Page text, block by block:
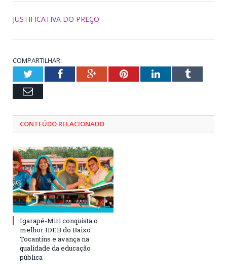
JUSTIFICATIVA DO PREÇO
COMPARTILHAR:
TwitterFacebookGoogle+PinterestLinkedInTumblr
Email
CONTEÚDO RELACIONADO
Igarapé-Miri conquista o
melhor IDEB do Baixo
Tocantins e avança na
qualidade da educação
pública